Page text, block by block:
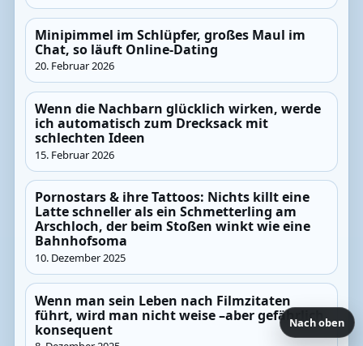
Minipimmel im Schlüpfer, großes Maul im
Chat, so läuft Online-Dating
20. Februar 2026
Wenn die Nachbarn glücklich wirken, werde
ich automatisch zum Drecksack mit
schlechten Ideen
15. Februar 2026
Pornostars & ihre Tattoos: Nichts killt eine
Latte schneller als ein Schmetterling am
Arschloch, der beim Stoßen winkt wie eine
Bahnhofsoma
10. Dezember 2025
Wenn man sein Leben nach Filmzitaten
führt, wird man nicht weise –aber gefährlich
konsequent
Nach oben